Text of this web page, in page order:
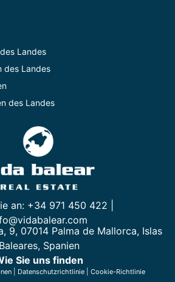
Landes
des Landes
des Landes
an: +34 971 450 422 |
9, 07014 Palma de Mallorca, Islas
Baleares, Spanien
Sie uns finden
Datenschutzrichtlinie Cookie-Richtlinie